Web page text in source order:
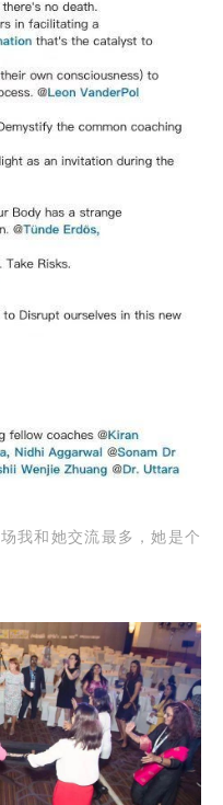
我和她交流最多，她是个